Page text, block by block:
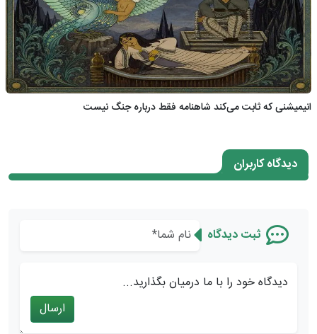
انیمیشنی که ثابت می‌کند شاهنامه فقط درباره جنگ نیست
دیدگاه کاربران
ثبت دیدگاه
دیدگاه خود را با ما درمیان بگذارید...
ارسال